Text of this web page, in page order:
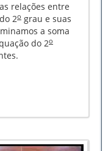
relações entre
2o grau e suas
a soma
do 2o